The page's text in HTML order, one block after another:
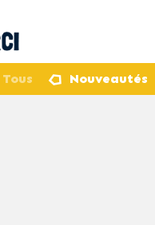
Tous Nouveautés